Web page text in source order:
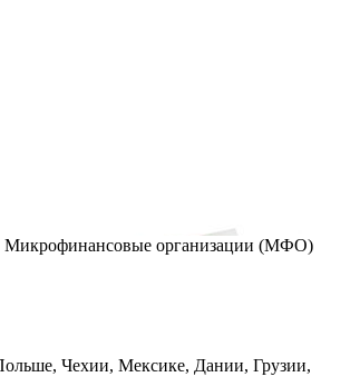
Микрофинансовые организации (МФО)
Чехии, Мексике, Дании, Грузии,